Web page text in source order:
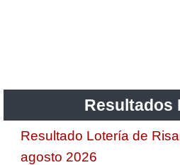
Resultados
Resultado Lotería de
agosto 2026